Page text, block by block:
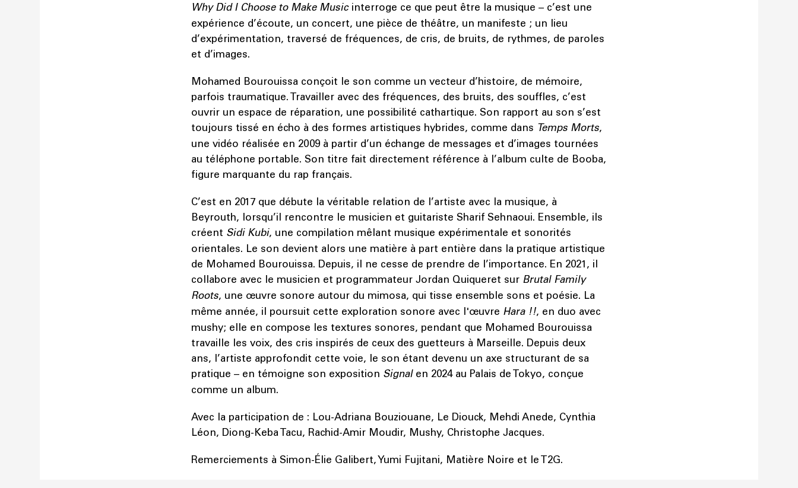
Why Did I Choose to Make Music interroge ce que peut être la musique – c’est une
expérience d’écoute, un concert, une pièce de théâtre, un manifeste ; un lieu
d’expérimentation, traversé de fréquences, de cris, de bruits, de rythmes, de paroles
et d’images.
Mohamed Bourouissa conçoit le son comme un vecteur d’histoire, de mémoire,
parfois traumatique. Travailler avec des fréquences, des bruits, des souffles, c’est
ouvrir un espace de réparation, une possibilité cathartique. Son rapport au son s’est
toujours tissé en écho à des formes artistiques hybrides, comme dans Temps Morts,
une vidéo réalisée en 2009 à partir d’un échange de messages et d’images tournées
au téléphone portable. Son titre fait directement référence à l’album culte de Booba,
figure marquante du rap français.
C’est en 2017 que débute la véritable relation de l’artiste avec la musique, à
Beyrouth, lorsqu’il rencontre le musicien et guitariste Sharif Sehnaoui. Ensemble, ils
créent Sidi Kubi, une compilation mêlant musique expérimentale et sonorités
orientales. Le son devient alors une matière à part entière dans la pratique artistique
de Mohamed Bourouissa. Depuis, il ne cesse de prendre de l’importance. En 2021, il
collabore avec le musicien et programmateur Jordan Quiqueret sur Brutal Family
Roots, une œuvre sonore autour du mimosa, qui tisse ensemble sons et poésie. La
même année, il poursuit cette exploration sonore avec l'œuvre Hara !!, en duo avec
mushy; elle en compose les textures sonores, pendant que Mohamed Bourouissa
travaille les voix, des cris inspirés de ceux des guetteurs à Marseille. Depuis deux
ans, l’artiste approfondit cette voie, le son étant devenu un axe structurant de sa
pratique – en témoigne son exposition Signalen 2024 au Palais de Tokyo, conçue
comme un album.
Avec la participation de : Lou-Adriana Bouziouane, Le Diouck, Mehdi Anede, Cynthia
Léon, Diong-Keba Tacu, Rachid-Amir Moudir, Mushy, Christophe Jacques.
Remerciements à Simon-Élie Galibert, Yumi Fujitani, Matière Noire et le T2G.